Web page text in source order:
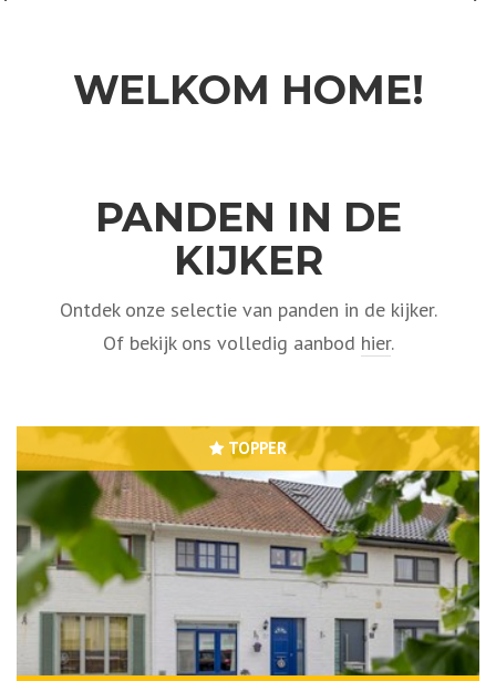
WELKOM HOME!
PANDEN IN DE
KIJKER
Ontdek onze selectie van panden in de kijker.
Of bekijk ons volledig aanbod hier.